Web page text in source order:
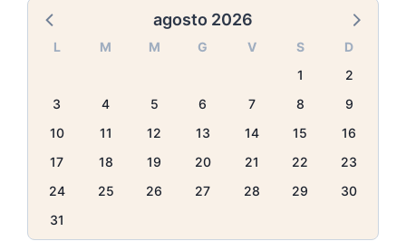
agosto 2026
L M M G V S
D
1
2
3
4 5 6 7 8
9
10
11 12 13 14 15
16
17
18 19 20 21 22
23
24
25 26 27 28 29
30
31